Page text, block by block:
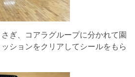
ぎ、コアラグループに分かれて園
ションをクリアしてシールをもら